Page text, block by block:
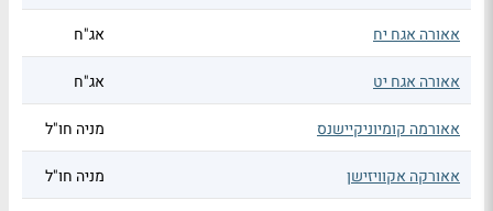
אאורה אגח יח אג"ח
אאורה אגח יט אג"ח
אאורמה קומיוניקיישנס מניה חו"ל
אאורקה אקוויזישן מניה חו"ל